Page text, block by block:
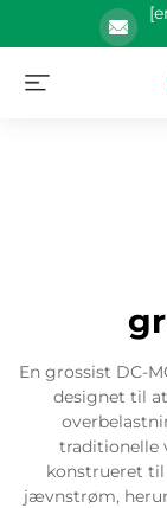
En grossist DC-
designet til
traditionelle
konstrueret til
jævnstrøm,